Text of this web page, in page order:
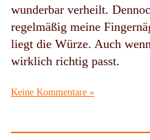
wunderbar verheilt.
regelmäßig meine
liegt die Würze. Auch
wirklich richtig passt.
Keine Kommentare »